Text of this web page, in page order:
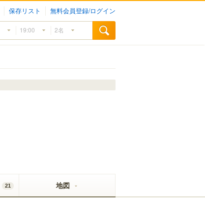
保存リスト 無料会員登録/ログイン
21 地図